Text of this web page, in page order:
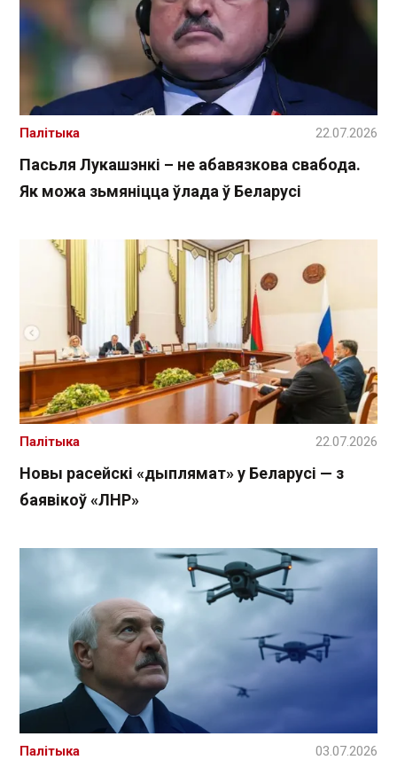
Пасьля Лукашэнкі – не абавязкова свабода.
Як можа зьмяніцца ўлада ў Беларусі
Палітыка 22.07.2026
Новы расейскі «дыплямат» у Беларусі — з
баявікоў «ЛНР»
Палітыка 22.07.2026
Палітыка 03.07.2026